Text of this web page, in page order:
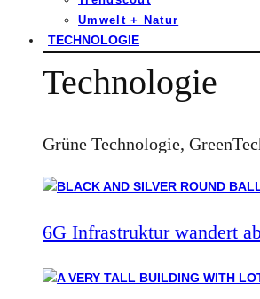
Umwelt + Natur
TECHNOLOGIE
Technologie
Grüne Technologie,
6G Infrastruktur wandert